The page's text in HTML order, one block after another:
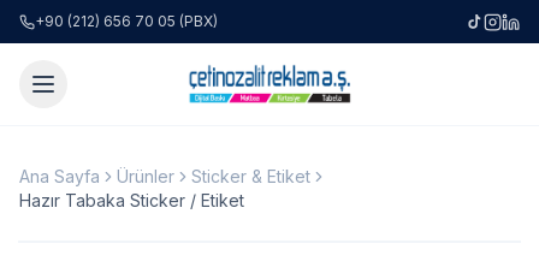
+90 (212) 656 70 05 (PBX)
Ana Sayfa Ürünler
Sticker & Etiket
Hazır Tabaka Sticker / Etiket